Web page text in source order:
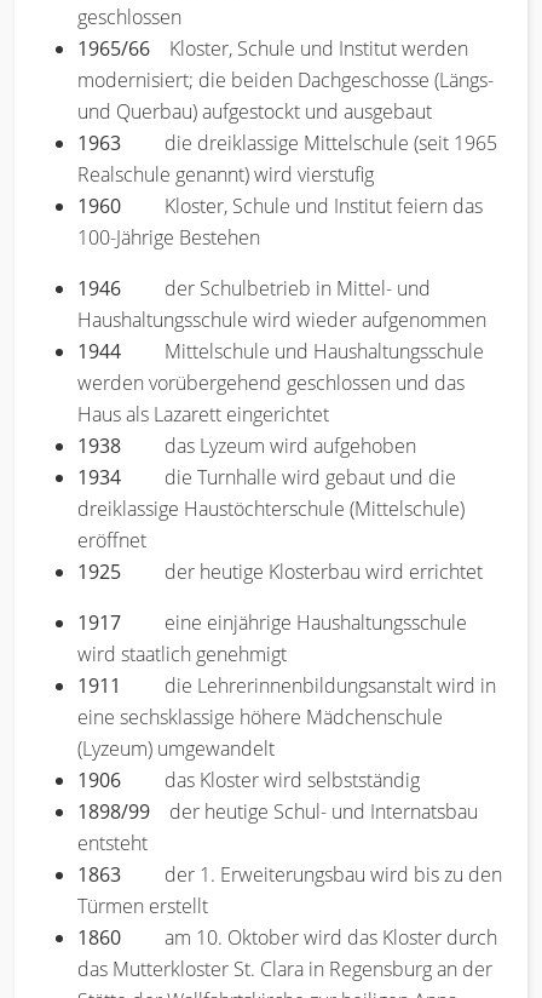
geschlossen
1965/66 Kloster, Schule und Institut werden
modernisiert; die beiden Dachgeschosse (Längs-
und Querbau) aufgestockt und ausgebaut
1963 die dreiklassige Mittelschule (seit 1965
Realschule genannt) wird vierstufig
1960 Kloster, Schule und Institut feiern das
100-Jährige Bestehen
1946 der Schulbetrieb in Mittel- und
Haushaltungsschule wird wieder aufgenommen
1944 Mittelschule und Haushaltungsschule
werden vorübergehend geschlossen und das
Haus als Lazarett eingerichtet
1938 das Lyzeum wird aufgehoben
1934 die Turnhalle wird gebaut und die
dreiklassige Haustöchterschule (Mittelschule)
eröffnet
1925 der heutige Klosterbau wird errichtet
1917 eine einjährige Haushaltungsschule
wird staatlich genehmigt
1911 die Lehrerinnenbildungsanstalt wird in
eine sechsklassige höhere Mädchenschule
(Lyzeum) umgewandelt
1906 das Kloster wird selbstständig
1898/99 der heutige Schul- und Internatsbau
entsteht
1863 der 1. Erweiterungsbau wird bis zu den
Türmen erstellt
1860
am 10. Oktober wird das Kloster durch
das Mutterkloster St. Clara in Regensburg an der